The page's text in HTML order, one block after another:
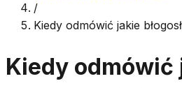
/
Kiedy odmówić jakie
Kiedy odmówić